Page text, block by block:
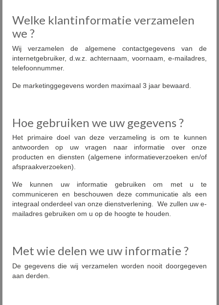
Welke klantinformatie verzamelen
we ?
Wij verzamelen de algemene contactgegevens van de
internetgebruiker, d.w.z. achternaam, voornaam, e-mailadres,
telefoonnummer.
De marketinggegevens worden maximaal 3 jaar bewaard.
Hoe gebruiken we uw gegevens ?
Het primaire doel van deze verzameling is om te kunnen
antwoorden op uw vragen naar informatie over onze
producten en diensten (algemene informatieverzoeken en/of
afspraakverzoeken).
We kunnen uw informatie gebruiken om met u te
communiceren en beschouwen deze communicatie als een
integraal onderdeel van onze dienstverlening. We zullen uw e-
mailadres gebruiken om u op de hoogte te houden.
Met wie delen we uw informatie ?
De gegevens die wij verzamelen worden nooit doorgegeven
aan derden.